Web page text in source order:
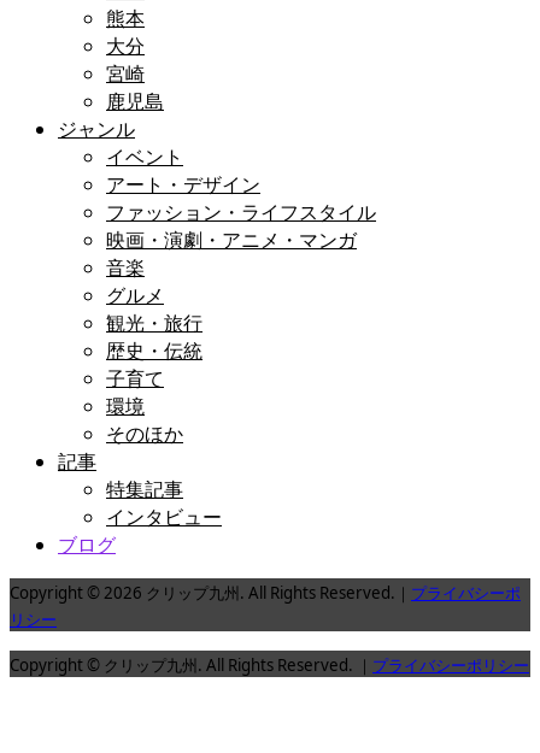
熊本
大分
宮崎
鹿児島
ジャンル
イベント
アート・デザイン
ファッション・ライフスタイル
映画・演劇・アニメ・マンガ
音楽
グルメ
観光・旅行
歴史・伝統
子育て
環境
そのほか
記事
特集記事
インタビュー
ブログ
Copyright © 2026 クリップ九州. All Rights Reserved.｜ プライバシーポ
リシー
Copyright © クリップ九州. All Rights Reserved. ｜ プライバシーポリシー